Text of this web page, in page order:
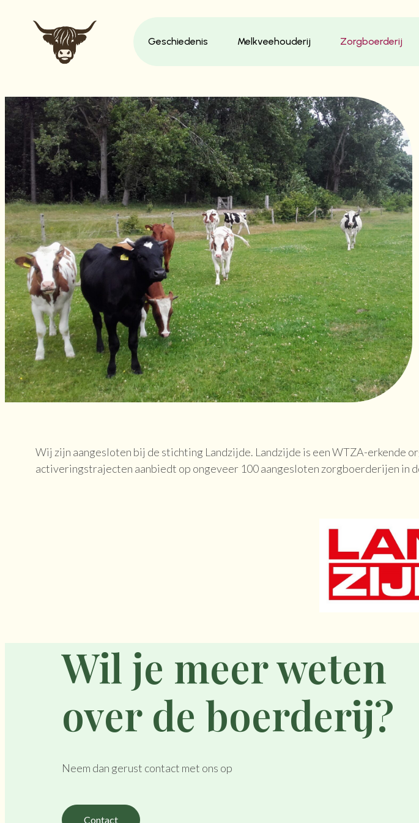
Geschiedenis Melkveehouderij Zorgboerderij
Wij zijn aangesloten bij de stichting Landzijde. Landzijde is een WTZA-erkende
activeringstrajecten aanbiedt op ongeveer 100 aangesloten zorgboerderijen in
Wil je meer weten
over de boerderij?
Neem dan gerust contact met ons op
Contact